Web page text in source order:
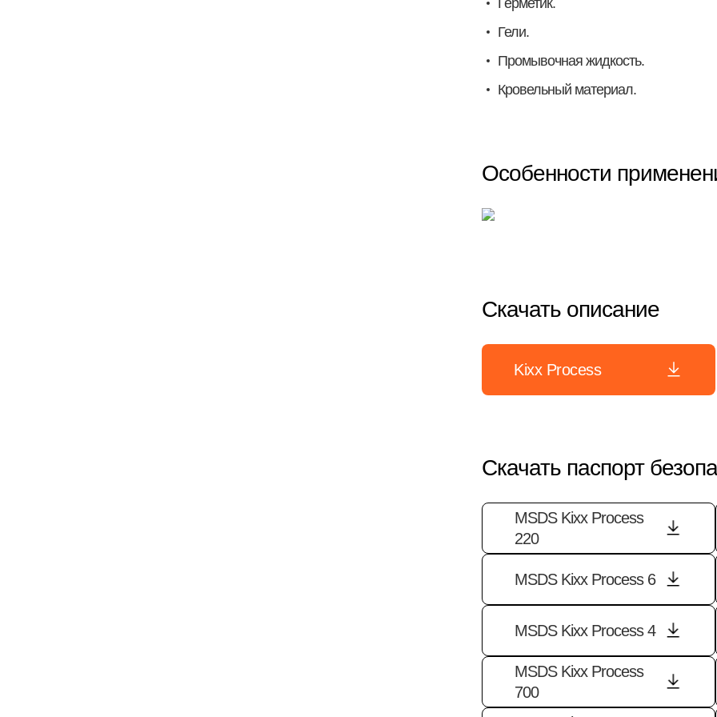
Герметик.
Гели.
Промывочная жидкость.
Кровельный материал.
Особенности
Скачать описание
Kixx Process
Скачать паспорт
MSDS Kixx Process
220
MSDS Kixx Process 6
MSDS Kixx Process 4
MSDS Kixx Process
700